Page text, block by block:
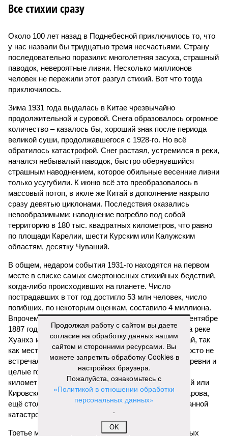
Все стихии сразу
Около 100 лет назад в Поднебесной приключилось то, что
у нас назвали бы тридцатью тремя несчастьями. Страну
последовательно поразили: многолетняя засуха, страшный
паводок, невероятные ливни. Несколько миллионов
человек не пережили этот разгул стихий. Вот что тогда
приключилось.
Зима 1931 года выдалась в Китае чрезвычайно
продолжительной и суровой. Снега образовалось огромное
количество – казалось бы, хороший знак после периода
великой суши, продолжавшегося с 1928-го. Но всё
обратилось катастрофой. Снег растаял, устремился в реки,
начался небывалый паводок, быстро обернувшийся
страшным наводнением, которое обильные весенние ливни
только усугубили. К июню всё это преобразовалось в
массовый потоп, в июле же Китай в дополнение накрыло
сразу девятью циклонами. Последствия оказались
невообразимыми: наводнение погребло под собой
территорию в 180 тыс. квадратных километров, что равно
по площади Карелии, шести Курским или Калужским
областям, десятку Чуваший.
В общем, недаром события 1931-го находятся на первом
месте в списке самых смертоносных стихийных бедствий,
когда-либо происходивших на планете. Число
пострадавших в тот год достигло 53 млн человек, число
погибших, по некоторым оценкам, составило 4 миллиона.
Впрочем, для Китая подобное не в новинку. Так, в сентябре
1887 года вода прорвала многочисленные дамбы на реке
Хуанхэ и быстро залила почти весь Северный Китай, так
как местность там довольно низменная, и потоп просто не
встречал препятствий на своём пути, уничтожая деревни и
целые города. Водой залило 130 тыс. квадратных
километров (а это больше территорий Оренбургской или
Кировской областей), 2 млн человек остались без крова,
ещё столько же погибли в результате спровоцированной
катастрофой пандемии.
Третье место по кровожадности в рейтинге стихийных
Продолжая работу с сайтом вы даете
согласие на обработку данных нашим
сайтом и сторонними ресурсами. Вы
можете запретить обработку Cookies в
настройках браузера.
Пожалуйста, ознакомьтесь с
«Политикой в отношении обработки
персональных данных»
.
OK